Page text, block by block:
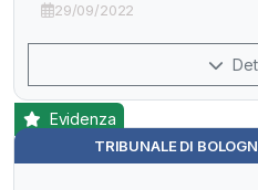
29/09/2022
TRIBUNALE DI
Evidenza